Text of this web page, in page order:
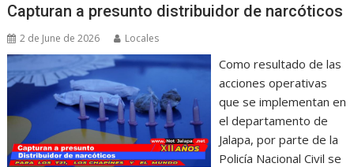
Capturan a presunto distribuidor de narcóticos
2 de June de 2026 Locales
Como resultado de las
acciones operativas
que se implementan en
el departamento de
Jalapa, por parte de la
Policía Nacional Civil se